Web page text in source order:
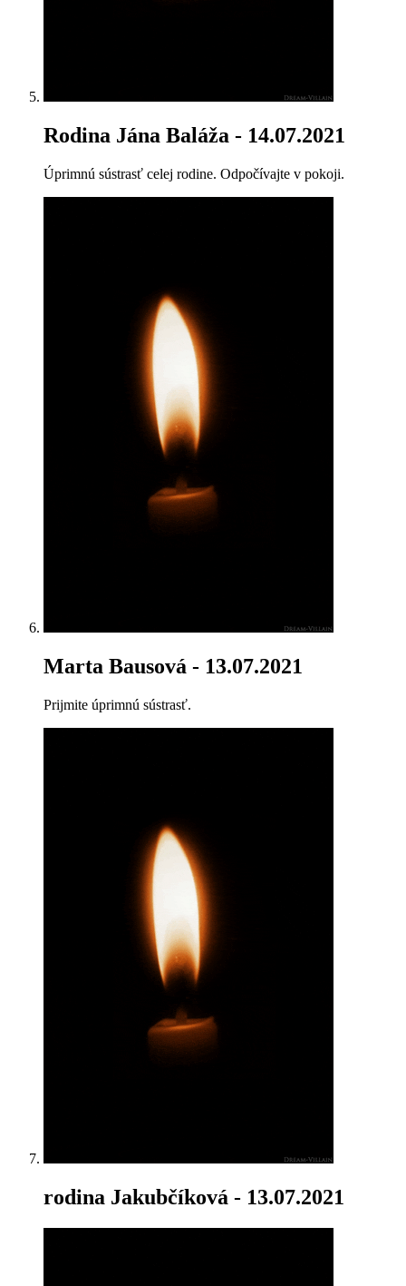
Rodina Jána Baláža - 14.07.2021
Úprimnú sústrasť celej rodine. Odpočívajte v pokoji.
Marta Bausová - 13.07.2021
Prijmite úprimnú sústrasť.
rodina Jakubčíková - 13.07.2021